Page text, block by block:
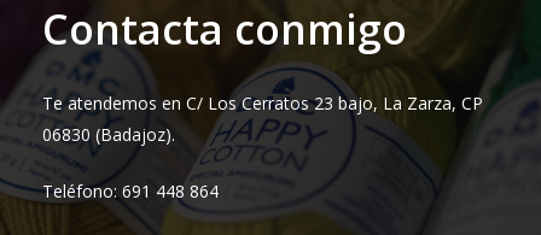
Contacta conmigo
Te atendemos en C/ Los Cerratos 23 bajo, La Zarza, CP
06830 (Badajoz).
Teléfono: 691 448 864